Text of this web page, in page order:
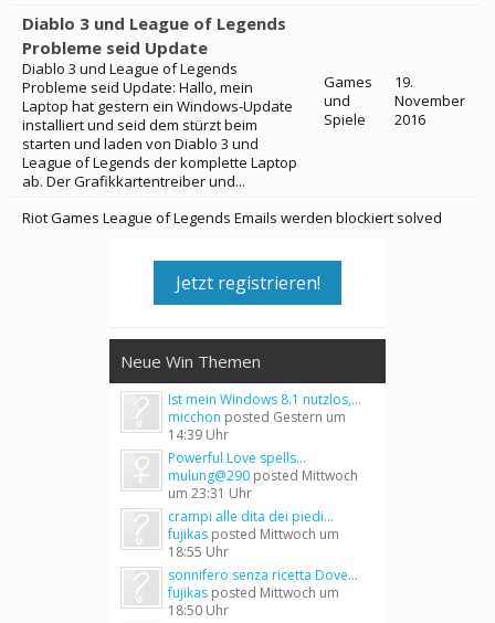
Diablo 3 und League of Legends
Probleme seid Update
Diablo 3 und League of Legends
Probleme seid Update: Hallo, mein
Laptop hat gestern ein Windows-Update
installiert und seid dem stürzt beim
starten und laden von Diablo 3 und
League of Legends der komplette Laptop
ab. Der Grafikkartentreiber und...
Games
und
Spiele
19.
November
2016
Riot Games League of Legends Emails werden blockiert solved
Jetzt registrieren!
Neue Win Themen
Ist mein Windows 8.1 nutzlos,...
micchon posted Gestern um
14:39 Uhr
Powerful Love spells...
mulung@290 posted Mittwoch
um 23:31 Uhr
crampi alle dita dei piedi...
fujikas posted Mittwoch um
18:55 Uhr
sonnifero senza ricetta Dove...
fujikas posted Mittwoch um
18:50 Uhr